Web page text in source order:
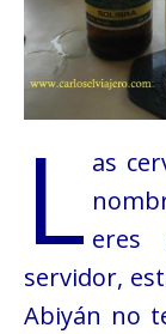
L as
eres
servidor,
Abiyán no